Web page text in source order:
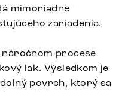
mimoriadne
zariadenia.
procese
lak. Výsledkom je
povrch, ktorý sa